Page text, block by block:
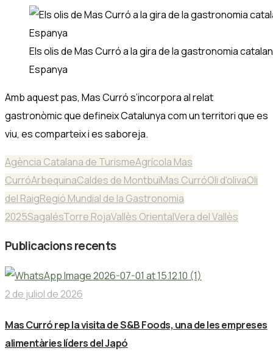
Els olis de Mas Curró a la gira de la gastronomia
Espanya
Amb aquest pas, Mas Curró s’incorpora al relat
gastronòmic que defineix Catalunya com un territori que es
viu, es comparteix i es saboreja.
Agència Catalana de TurismeAgrícola Mas
CurróArbequinaCaldes de MontbuiMas CurróOli d'olivaOli
del RaigRegió Mundial de la Gastronomia
2025SagalésTorre RojaVallès OrientalVera del Vallès
Publicacions recents
2 de juliol de 2026
Mas Curró rep la visita de S&B Foods, una de les empreses
alimentàries líders del Japó